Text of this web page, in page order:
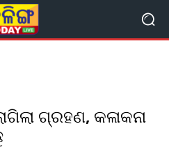
ଗ୍ରହଣ, କଳାକନା